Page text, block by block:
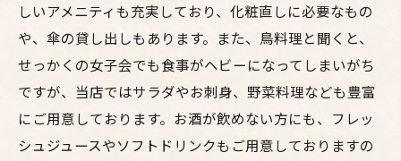
しいアメニティも充実しており、化粧直しに必要なもの
や、傘の貸し出しもあります。また、鳥料理と聞くと、
せっかくの女子会でも食事がヘビーになってしまいがち
ですが、当店ではサラダやお刺身、野菜料理なども豊富
にご用意しております。お酒が飲めない方にも、フレッ
シュジュースやソフトドリンクもご用意しておりますの